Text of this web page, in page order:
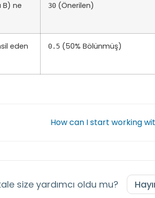
B) ne
30 (Önerilen)
eden
0.5 (50% Bölünmüş)
How can I start working
size yardımcı oldu mu?